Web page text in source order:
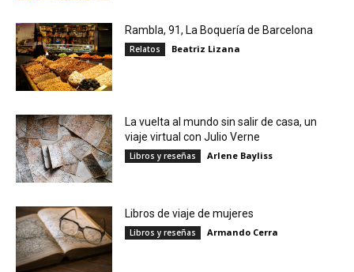
Rambla, 91, La Boquería de Barcelona
Relatos Beatriz Lizana
La vuelta al mundo sin salir de casa, un
viaje virtual con Julio Verne
Libros y reseñas Arlene Bayliss
Libros de viaje de mujeres
Libros y reseñas Armando Cerra